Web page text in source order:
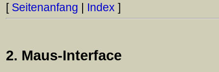
[ Seitenanfang | Index ]
2. Maus-Interface